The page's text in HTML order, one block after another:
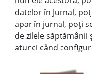
datelor în Jurnal,
apar în jurnal, poți
de zilele săptămânii
atunci când